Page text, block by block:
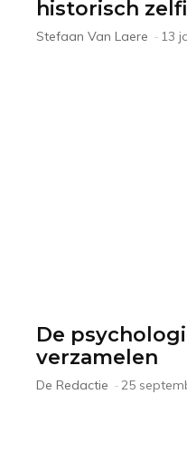
historisch
Stefaan Van Laere - 13
De
verzamelen
De Redactie -25